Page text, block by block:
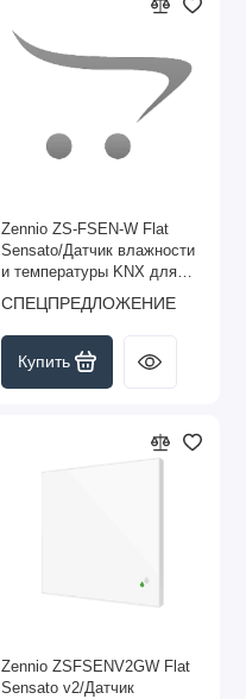
Zennio ZS-FSEN-W Flat
Sensato/Датчик влажности
и температуры KNX для
скрытого монтажа арт. ZS-
FSEN-W (снято с
производства, замена арт.
ZSFSENV2W)
СПЕЦПРЕДЛОЖЕНИЕ
Купить
Zennio ZSFSENV2GW Flat
Sensato v2/Датчик